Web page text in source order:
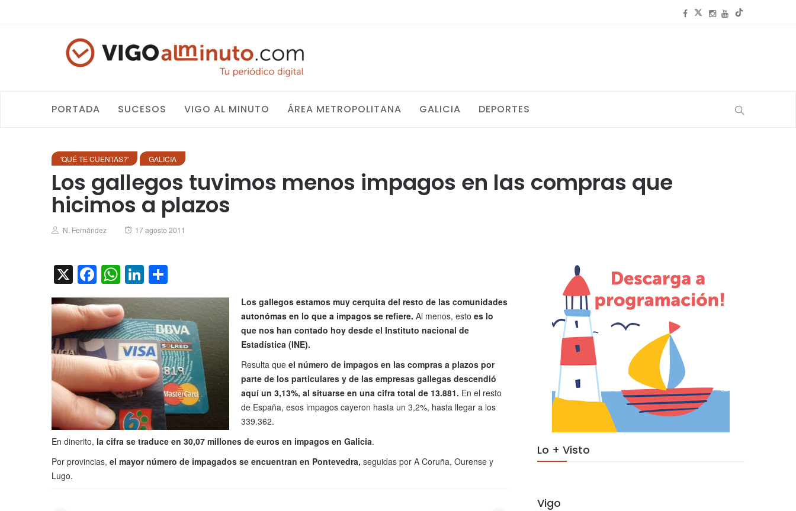
PORTADA SUCESOS VIGO AL MINUTO ÁREA METROPOLITANA GALICIA DEPORTES
'QUÉ TE CUENTAS?' GALICIA
Los gallegos tuvimos menos impagos en las compras que
hicimos a plazos
Author
N. Fernández
Posted
17 agosto 2011
X Facebook
WhatsApp
LinkedIn
Los gallegos estamos muy cerquita del resto de las comunidades
autonómas en lo que a impagos se refiere. Al menos, esto es lo
que nos han contado hoy desde el Instituto nacional de
Estadística (INE).
Resulta que el número de impagos en las compras a plazos por
parte de los particulares y de las empresas gallegas descendió
aquí un 3,13%, al situarse en una cifra total de 13.881. En el resto
de España, esos impagos cayeron hasta un 3,2%, hasta llegar a los
339.362.
En dinerito, la cifra se traduce en 30,07 millones de euros en impagos en Galicia.
Por provincias, el mayor número de impagados se encuentran en Pontevedra, seguidas por A Coruña, Ourense y
Lugo.
Lo + Visto
Vigo